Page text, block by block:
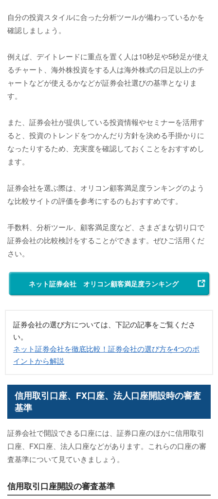
自分の投資スタイルに合った分析ツールが備わっているかを
確認しましょう。
例えば、デイトレードに重点を置く人は10秒足や5秒足が使え
るチャート、海外株投資をする人は海外株式の日足以上のチ
ャートなどが使えるかなどが証券会社選びの基準となりま
す。
また、証券会社が提供している投資情報やセミナーを活用す
ると、投資のトレンドをつかんだり方針を決める手掛かりに
なったりするため、充実度を確認しておくことをおすすめし
ます。
証券会社を選ぶ際は、オリコン顧客満足度ランキングのよう
な比較サイトの評価を参考にするのもおすすめです。
手数料、分析ツール、顧客満足度など、さまざまな切り口で
証券会社の比較検討をすることができます。ぜひご活用くだ
さい。
ネット証券会社 オリコン顧客満足度ランキング
証券会社の選び方については、下記の記事をご覧くださ
い。
ネット証券会社を徹底比較！証券会社の選び方を4つのポ
イントから解説
信用取引口座、FX口座、法人口座開設時の審査
基準
証券会社で開設できる口座には、証券口座のほかに信用取引
口座、FX口座、法人口座などがあります。これらの口座の審
査基準について見ていきましょう。
信用取引口座開設の審査基準